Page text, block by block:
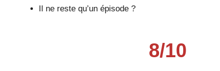
Il ne reste qu’un épisode ?
8/10